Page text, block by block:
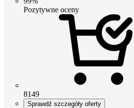
Pozytywne oceny
8149
Sprawdź szczegóły oferty